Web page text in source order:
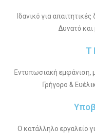
Ιδανικό για
Δυνατό και
T
Εντυπωσιακή εμφάνιση,
Γρήγορο &
Ο κατάλληλο εργαλείο